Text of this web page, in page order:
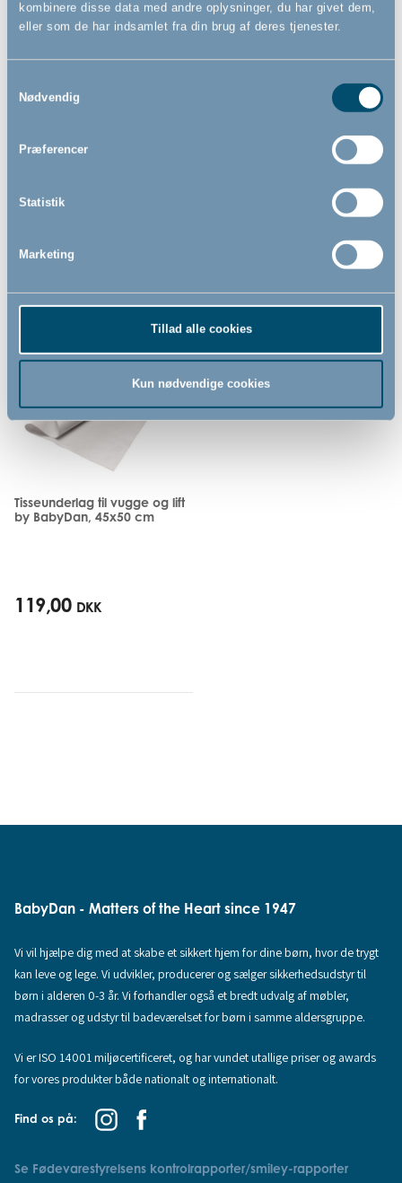
kombinere disse data med andre oplysninger, du har givet dem,
eller som de har indsamlet fra din brug af deres tjenester.
Nødvendig
Præferencer
Statistik
Marketing
Tillad alle cookies
Kun nødvendige cookies
Vandtæt stræklagen til
179,00
Tisseunderlag til tremmeseng
og juniorseng by BabyDan,
Tisseunderlag til vugge og lift
by BabyDan, 45x50 cm
119,00 DKK
BabyDan - Matters of the Heart since 1947
Vi vil hjælpe dig med at skabe et sikkert hjem for dine børn, hvor de trygt
kan leve og lege. Vi udvikler, producerer og sælger sikkerhedsudstyr til
børn i alderen 0-3 år. Vi forhandler også et bredt udvalg af møbler,
madrasser og udstyr til badeværelset for børn i samme aldersgruppe.
Vi er ISO 14001 miljøcertificeret, og har vundet utallige priser og awards
for vores produkter både nationalt og internationalt.
Find os på:
Se Fødevarestyrelsens kontrolrapporter/smiley-rapporter